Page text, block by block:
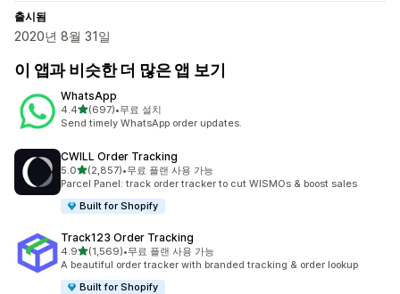
출시됨
2020년 8월 31일
이 앱과 비슷한 더 많은 앱 보기
WhatsApp
4.4별 5개 중
(697)
총 리뷰 697개
•무료 설치
Send timely WhatsApp order updates.
CWILL Order Tracking
5.0별 5개 중
(2,857)
총 리뷰 2857개
•무료 플랜 사용 가능
Parcel Panel: track order tracker to cut WISMOs & boost sales
Built for Shopify
Track123 Order Tracking
4.9별 5개 중
(1,569)
총 리뷰 1569개
•무료 플랜 사용 가능
A beautiful order tracker with branded tracking & order lookup
Built for Shopify